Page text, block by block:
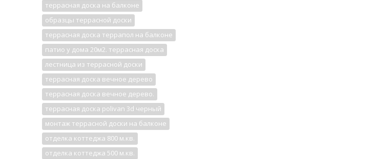
террасная доска на балконе
образцы террасной доски
террасная доска террапол на балконе
патио у дома 20м2. террасная доска
лестница из террасной доски
террасная доска вечное дерево
террасная доска вечное дерево.
террасная доска polivan 3d черный
монтаж террасной доски на балконе
отделка коттеджа 800 м.кв.
отделка коттеджа 500 м.кв.